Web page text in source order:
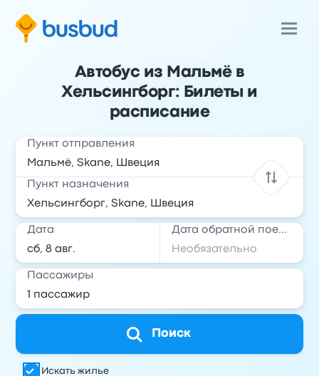
Автобус из Мальмё в
Хельсингборг: Билеты и
расписание
Пункт отправления
Пункт назначения
Дата Дата обратной поездки
Пассажиры
Поиск
Искать жилье